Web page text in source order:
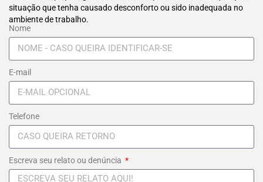
situação que tenha causado desconforto ou sido inadequada no
ambiente de trabalho.
Nome
E-mail
Telefone
Escreva seu relato ou denúncia